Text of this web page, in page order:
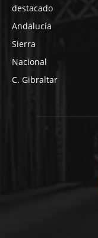
destacado
Andalucía
Sierra
Nacional
C. Gibraltar